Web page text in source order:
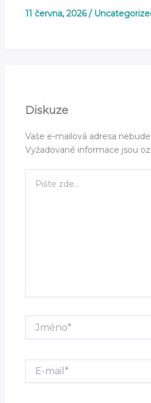
11 června, 2026/
Diskuze
Vaše e-mailová adresa
Vyžadované informace jsou
zde…
Jméno*
mail*